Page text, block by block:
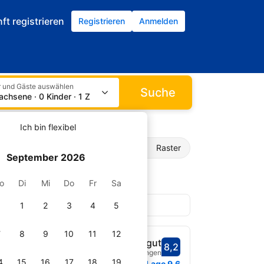
registrieren Registrieren Anmelden
Ich bin flexibel
September 2026
Di Mi Do Fr Sa
1 2 3 4 5
8 9 10 11 12
15 16 17 18 19
und Gäste auswählen
· 0 Kinder · 1 Zimmer Suche
Raster
Bewertet mit 8,2
8,2
Sehr gut
3.835 Bewertungen